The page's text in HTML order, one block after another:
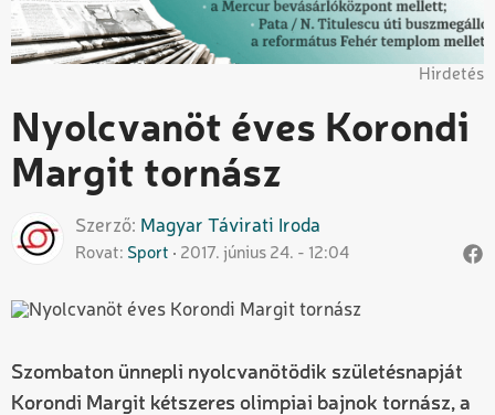
Hirdetés
Nyolcvanöt éves Korondi
Margit tornász
Szerző Magyar Távirati Iroda
Rovat Sport 2017. június 24. - 12:04
Szombaton ünnepli nyolcvanötödik születésnapját
Korondi Margit kétszeres olimpiai bajnok tornász, a